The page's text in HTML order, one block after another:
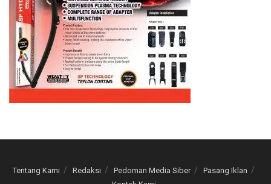
Tentang Kami Redaksi Pedoman Media Siber
Pasang Iklan